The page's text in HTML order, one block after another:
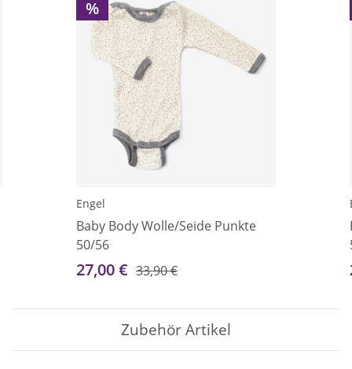
%
Engel
Baby Body Wolle/Seide Punkte
50/56
27,00 € 33,90 €
Zubehör Artikel